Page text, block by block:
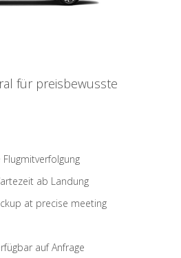
für preisbewusste
ab Landung
at precise meeting
auf Anfrage